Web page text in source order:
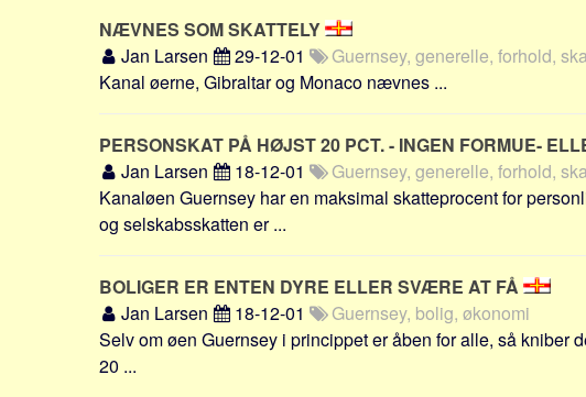
NÆVNES SOM SKATTELY
Jan Larsen
29-12-01
Guernsey, generelle, forhold,
Kanal øerne, Gibraltar og Monaco nævnes ...
PERSONSKAT PÅ HØJST 20 PCT. - INGEN FORMUE-
Jan Larsen
18-12-01
Guernsey, generelle, forhold,
Kanaløen Guernsey har en maksimal skatteprocent for
og selskabsskatten er ...
BOLIGER ER ENTEN DYRE ELLER SVÆRE AT FÅ
Jan Larsen
18-12-01
Guernsey, bolig, økonomi
Selv om øen Guernsey i princippet er åben for alle, så kniber
20 ...